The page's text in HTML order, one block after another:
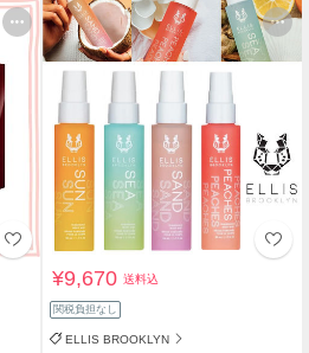
¥9,670送料込
関税負担なし
ELLIS BROOKLYN